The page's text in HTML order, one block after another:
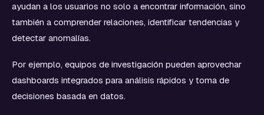
ayudan a los usuarios no solo a encontrar información, sino
también a comprender relaciones, identificar tendencias y
detectar anomalías.
Por ejemplo, equipos de investigación pueden aprovechar
dashboards integrados para análisis rápidos y toma de
decisiones basada en datos.